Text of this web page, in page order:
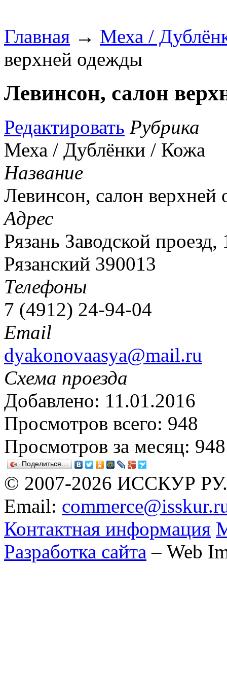
Главная → Меха /
верхней одежды
Левинсон, салон
Редактировать Рубрика
Меха / Дублёнки / Кожа
Название
Левинсон, салон верхней
Адрес
Рязань Заводской
Рязанский 390013
Телефоны
7 (4912) 24-94-04
Email
dyakonovaasya@mail.ru
Схема проезда
Добавлено: 11.01.2016
Просмотров всего: 948
Просмотров за месяц: 948
Поделиться…
© 2007-2026 ИССКУР РУ.
Email:
Контактная информация
Разработка сайта – Web